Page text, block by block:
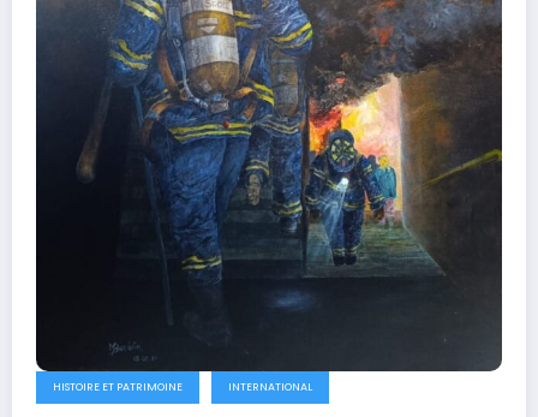
HISTOIRE ET PATRIMOINE INTERNATIONAL